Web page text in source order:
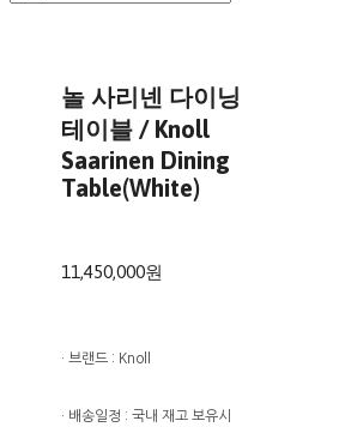
놀 사리넨 다이닝
테이블 / Knoll
Saarinen Dining
Table(White)
11,450,000원
· 브랜드 : Knoll
· 배송일정 : 국내 재고 보유시